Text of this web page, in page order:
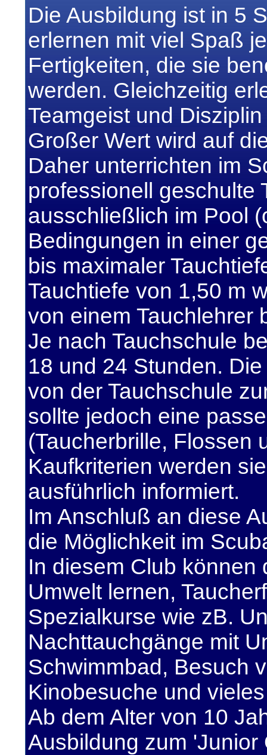
Die Ausbildung ist in 5
erlernen mit viel Spaß
Fertigkeiten, die sie
werden. Gleichzeitig
Teamgeist und
Großer Wert wird auf
Daher unterrichten im
professionell geschulte
ausschließlich im Pool
Bedingungen in einer
bis maximaler
Tauchtiefe von 1,50 m
von einem Tauchlehrer
Je nach Tauchschule
18 und 24 Stunden.
von der Tauchschule
sollte jedoch eine
(Taucherbrille, Flossen
Kaufkriterien werden
ausführlich informiert.
Im Anschluß an diese
die Möglichkeit im
In diesem Club können
Umwelt lernen,
Spezialkurse wie zB.
Nachttauchgänge mit
Schwimmbad, Besuch
Kinobesuche und
Ab dem Alter von 10
Ausbildung zum